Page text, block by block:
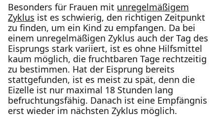
Besonders für Frauen mit unregelmäßigem
Zyklus ist es schwierig, den richtigen Zeitpunkt
zu finden, um ein Kind zu empfangen. Da bei
einem unregelmäßigen Zyklus auch der Tag des
Eisprungs stark variiert, ist es ohne Hilfsmittel
kaum möglich, die fruchtbaren Tage rechtzeitig
zu bestimmen. Hat der Eisprung bereits
stattgefunden, ist es meist zu spät, denn die
Eizelle ist nur maximal 18 Stunden lang
befruchtungsfähig. Danach ist eine Empfängnis
erst wieder im nächsten Zyklus möglich.